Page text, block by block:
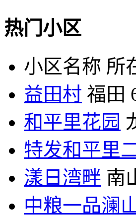
热门小区
小区名称 所
益田村 福田
和平里花园
特发和平里
漾日湾畔 南
中粮一品澜